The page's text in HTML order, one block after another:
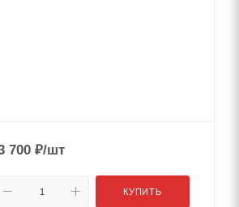
700 ₽/шт
КУПИТЬ